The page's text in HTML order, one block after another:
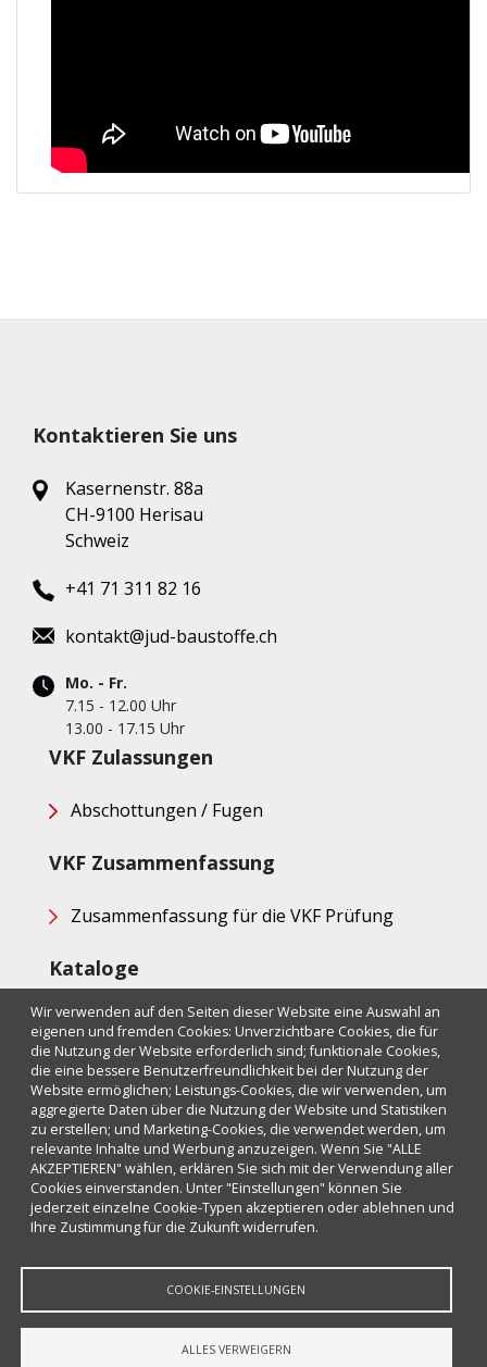
Kontaktieren Sie uns
Kasernenstr. 88a
CH-9100 Herisau
Schweiz
+41 71 311 82 16
kontakt@jud-baustoffe.ch
Mo. - Fr.
7.15 - 12.00 Uhr
13.00 - 17.15 Uhr
VKF Zulassungen
Abschottungen / Fugen
VKF Zusammenfassung
Zusammenfassung für die VKF Prüfung
Kataloge
Brandschutz
Abdichtungen
Newsletter
Interesse an mehr Informationen zum Thema
Leitungsdurchführungen im Brandschutz?
Melden Sie sich an und bleiben Sie up-to-date mit allen
Informationen rund um das Thema Brandabschottungen
inklusive Schulungen!
Abonnieren
Wir verwenden auf den Seiten dieser Website eine Auswahl an
eigenen und fremden Cookies: Unverzichtbare Cookies, die für
die Nutzung der Website erforderlich sind; funktionale Cookies,
die eine bessere Benutzerfreundlichkeit bei der Nutzung der
Website ermöglichen; Leistungs-Cookies, die wir verwenden, um
aggregierte Daten über die Nutzung der Website und Statistiken
zu erstellen; und Marketing-Cookies, die verwendet werden, um
relevante Inhalte und Werbung anzuzeigen. Wenn Sie "ALLE
AKZEPTIEREN" wählen, erklären Sie sich mit der Verwendung aller
Cookies einverstanden. Unter "Einstellungen" können Sie
jederzeit einzelne Cookie-Typen akzeptieren oder ablehnen und
Ihre Zustimmung für die Zukunft widerrufen.
COOKIE-EINSTELLUNGEN
ALLES VERWEIGERN